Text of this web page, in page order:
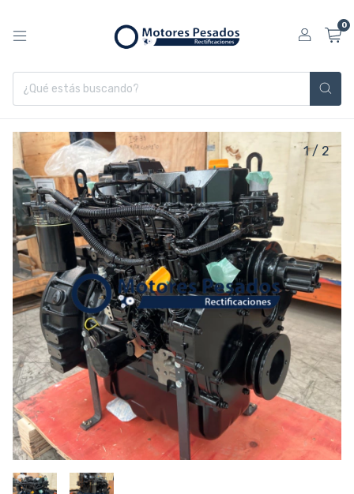
0
1/ 2